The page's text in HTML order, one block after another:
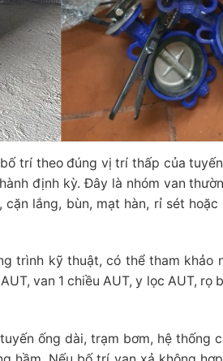
trí theo đúng vị trí thấp của
định kỳ. Đây là nhóm van
lắng, bùn, mạt hàn, rỉ sét
trình kỹ thuật, có thể tham khảo
van 1 chiều AUT, y lọc AUT, rọ
ống dài, trạm bơm, hệ thống